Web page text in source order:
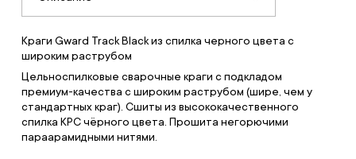
Краги Gward Track Black из спилка черного цвета с
широким раструбом
Цельноспилковые сварочные краги с подкладом
премиум-качества с широким раструбом (шире, чем у
стандартных краг). Сшиты из высококачественного
спилка КРС чёрного цвета. Прошита негорючими
параарамидными нитями.